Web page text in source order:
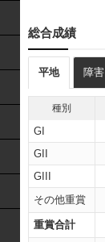
総合成績
平地 障害
種別
GI
GII
GIII
その他重賞
重賞合計